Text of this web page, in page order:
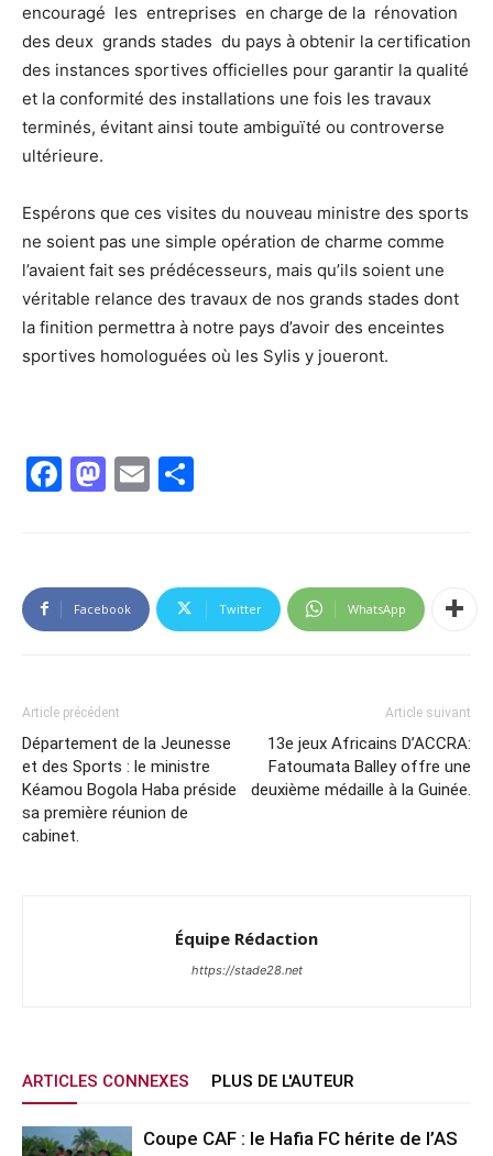
encouragé les entreprises en charge de la rénovation
des deux grands stades du pays à obtenir la certification
des instances sportives officielles pour garantir la qualité
et la conformité des installations une fois les travaux
terminés, évitant ainsi toute ambiguïté ou controverse
ultérieure.
Espérons que ces visites du nouveau ministre des sports
ne soient pas une simple opération de charme comme
l’avaient fait ses prédécesseurs, mais qu’ils soient une
véritable relance des travaux de nos grands stades dont
la finition permettra à notre pays d’avoir des enceintes
sportives homologuées où les Sylis y joueront.
Facebook
Mastodon
Email
Facebook Twitter WhatsApp
Article précédent
Département de la Jeunesse
et des Sports : le ministre
Kéamou Bogola Haba préside
sa première réunion de
cabinet.
Article suivant
13e jeux Africains D’ACCRA:
Fatoumata Balley offre une
deuxième médaille à la Guinée.
Équipe Rédaction
https://stade28.net
ARTICLES CONNEXES PLUS DE L'AUTEUR
Coupe CAF : le Hafia FC hérite de l’AS